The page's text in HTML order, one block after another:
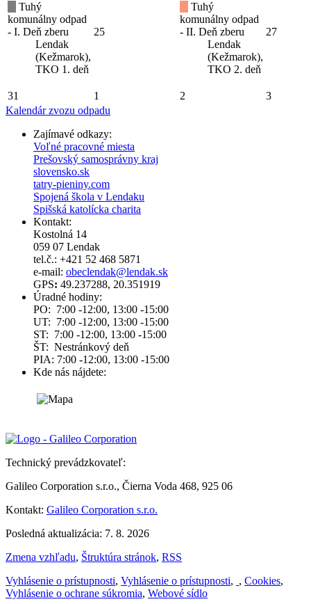
Tuhý
komunálny odpad
- I. Deň zberu
Lendak
(Kežmarok),
TKO 1. deň
25
Tuhý
komunálny odpad
- II. Deň zberu
Lendak
(Kežmarok),
TKO 2. deň
27
31 1 2
3
Kalendár zvozu odpadu
Zajímavé odkazy:
Voľné pracovné miesta
Prešovský samosprávny kraj
slovensko.sk
tatry-pieniny.com
Spojená škola v Lendaku
Spišská katolícka charita
Kontakt:
Kostolná 14
059 07 Lendak
tel.č.: +421 52 468 5871
e-mail: obeclendak@lendak.sk
GPS: 49.237288, 20.351919
Úradné hodiny:
PO: 7:00 -12:00, 13:00 -15:00
UT: 7:00 -12:00, 13:00 -15:00
ST: 7:00 -12:00, 13:00 -15:00
ŠT: Nestránkový deň
PIA: 7:00 -12:00, 13:00 -15:00
Kde nás nájdete:
Technický prevádzkovateľ:
Galileo Corporation s.r.o., Čierna Voda 468, 925 06
Kontakt: Galileo Corporation s.r.o.
Posledná aktualizácia: 7. 8. 2026
Zmena vzhľadu, Štruktúra stránok, RSS
Vyhlásenie o prístupnosti, Vyhlásenie o prístupnosti, , Cookies,
Vyhlásenie o ochrane súkromia, Webové sídlo